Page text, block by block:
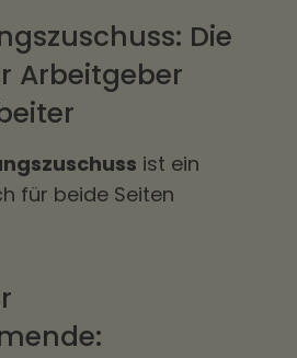
Die
Arbeitgeber
ist ein
für beide Seiten